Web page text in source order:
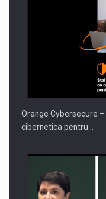
Orange Cybersecure
cibernetica pentru…